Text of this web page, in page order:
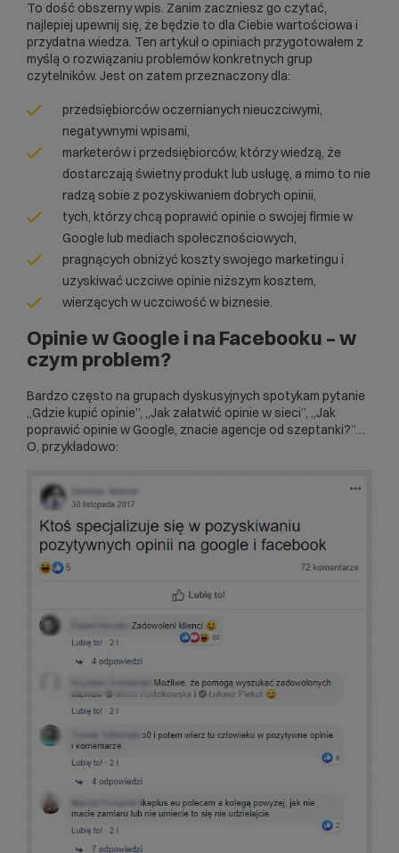
To dość obszerny wpis. Zanim zaczniesz go czytać,
najlepiej upewnij się, że będzie to dla Ciebie wartościowa i
przydatna wiedza. Ten artykuł o opiniach przygotowałem z
myślą o rozwiązaniu problemów konkretnych grup
czytelników. Jest on zatem przeznaczony dla:
przedsiębiorców oczernianych nieuczciwymi,
negatywnymi wpisami,
marketerów i przedsiębiorców, którzy wiedzą, że
dostarczają świetny produkt lub usługę, a mimo to nie
radzą sobie z pozyskiwaniem dobrych opinii,
tych, którzy chcą poprawić opinie o swojej firmie w
Google lub mediach społecznościowych,
pragnących obniżyć koszty swojego marketingu i
uzyskiwać uczciwe opinie niższym kosztem,
wierzących w uczciwość w biznesie.
Opinie w Google i na Facebooku – w
czym problem?
Bardzo często na grupach dyskusyjnych spotykam pytanie
„Gdzie kupić opinie”, „Jak załatwić opinie w sieci”, „Jak
poprawić opinie w Google, znacie agencje od szeptanki?”…
O, przykładowo: